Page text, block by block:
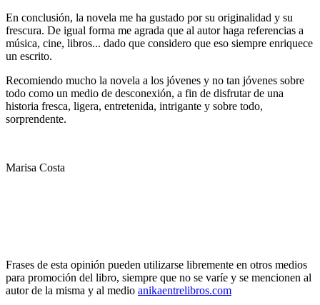
En conclusión, la novela me ha gustado por su originalidad y su
frescura. De igual forma me agrada que al autor haga referencias a
música, cine, libros... dado que considero que eso siempre enriquece
un escrito.
Recomiendo mucho la novela a los jóvenes y no tan jóvenes sobre
todo como un medio de desconexión, a fin de disfrutar de una
historia fresca, ligera, entretenida, intrigante y sobre todo,
sorprendente.
Marisa Costa
Frases de esta opinión pueden utilizarse libremente en otros medios
para promoción del libro, siempre que no se varíe y se mencionen al
autor de la misma y al medio anikaentrelibros.com